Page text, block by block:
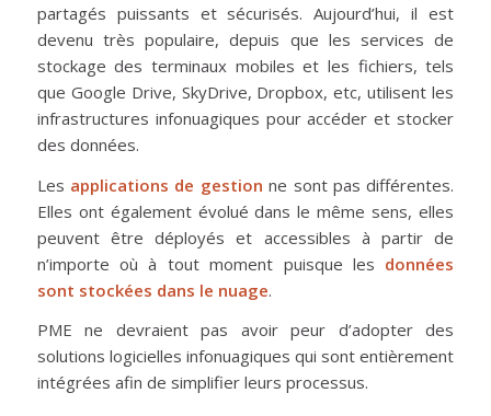
partagés puissants et sécurisés. Aujourd’hui, il est
devenu très populaire, depuis que les services de
stockage des terminaux mobiles et les fichiers, tels
que Google Drive, SkyDrive, Dropbox, etc, utilisent les
infrastructures infonuagiques pour accéder et stocker
des données.
Les applications de gestion ne sont pas différentes.
Elles ont également évolué dans le même sens, elles
peuvent être déployés et accessibles à partir de
n’importe où à tout moment puisque les données
sont stockées dans le nuage.
PME ne devraient pas avoir peur d’adopter des
solutions logicielles infonuagiques qui sont entièrement
intégrées afin de simplifier leurs processus.